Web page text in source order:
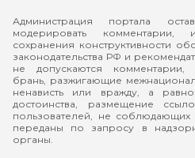
Администрация портала
модерировать
сохранения конструктивности
законодательства РФ и
не допускаются
брань, разжигающие
ненависть или вражду, а
достоинства, размещение
пользователей, не соблюдающих
переданы по запросу в
органы.